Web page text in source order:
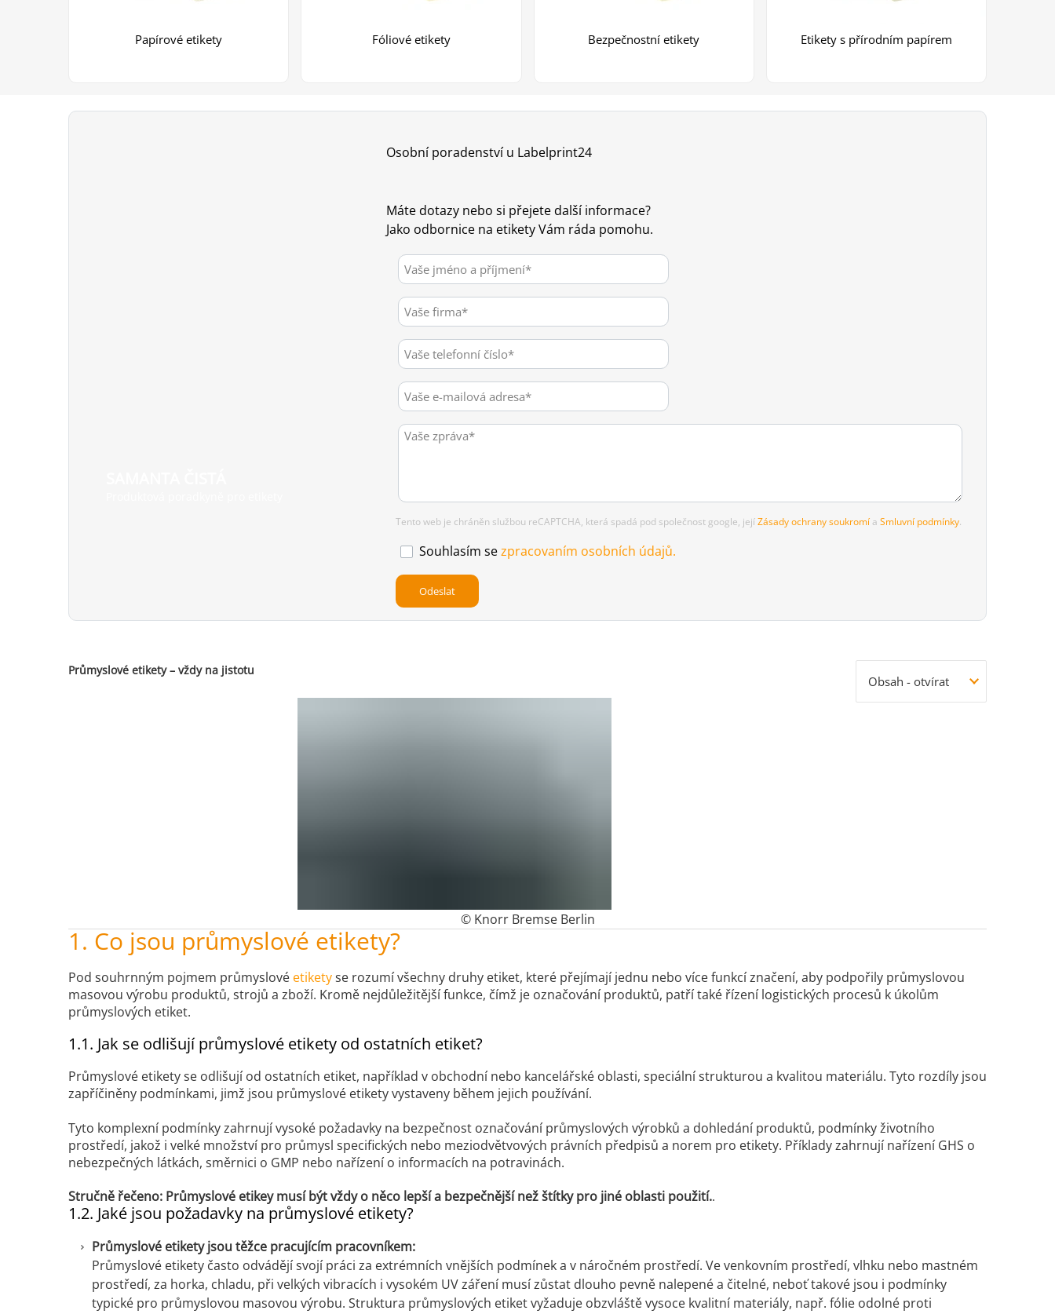
Papírové etikety Fóliové etikety Bezpečnostní etikety Etikety s přírodním papírem
Osobní poradenství u Labelprint24
Máte dotazy nebo si přejete další informace?
Jako odbornice na etikety Vám ráda pomohu.
Tento web je chráněn službou reCAPTCHA, která spadá pod společnost google, jejíZásady ochrany soukromí aSmluvní podmínky.
Souhlasím sezpracovaním osobních údajů.
Obsah - otvírat
Průmyslové etikety – vždy na jistotu
© Knorr Bremse Berlin
1. Co jsou průmyslové etikety?
Pod souhrnným pojmem průmyslové etiketyse rozumí všechny druhy etiket, které přejímají jednu nebo více funkcí značení, aby podpořily průmyslovou
masovou výrobu produktů, strojů a zboží. Kromě nejdůležitější funkce, čímž je označování produktů, patří také řízení logistických procesů k úkolům
průmyslových etiket.
1.1. Jak se odlišují průmyslové etikety od ostatních etiket?
Průmyslové etikety se odlišují od ostatních etiket, například v obchodní nebo kancelářské oblasti, speciální strukturou a kvalitou materiálu. Tyto rozdíly jsou
zapříčiněny podmínkami, jimž jsou průmyslové etikety vystaveny během jejich používání.
Tyto komplexní podmínky zahrnují vysoké požadavky na bezpečnost označování průmyslových výrobků a dohledání produktů, podmínky životního
prostředí, jakož i velké množství pro průmysl specifických nebo meziodvětvových právních předpisů a norem pro etikety. Příklady zahrnují nařízení GHS o
nebezpečných látkách, směrnici o GMP nebo nařízení o informacích na potravinách.
Stručně řečeno: Průmyslové etikey musí být vždy o něco lepší a bezpečnější než štítky pro jiné oblasti použití..
1.2. Jaké jsou požadavky na průmyslové etikety?
Průmyslové etikety jsou těžce pracujícím pracovníkem:
Průmyslové etikety často odvádějí svojí práci za extrémních vnějších podmínek a v náročném prostředí. Ve venkovním prostředí, vlhku nebo mastném
prostředí, za horka, chladu, při velkých vibracích i vysokém UV záření musí zůstat dlouho pevně nalepené a čitelné, neboť takové jsou i podmínky
typické pro průmyslovou masovou výrobu. Struktura průmyslových etiket vyžaduje obzvláště vysoce kvalitní materiály, např. fólie odolné proti